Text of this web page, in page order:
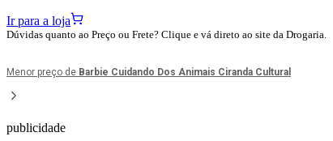
Ir para a loja
Dúvidas quanto ao Preço ou Frete? Clique e vá direto ao site da Drogaria.
Menor preço de Barbie Cuidando Dos Animais Ciranda Cultural
publicidade